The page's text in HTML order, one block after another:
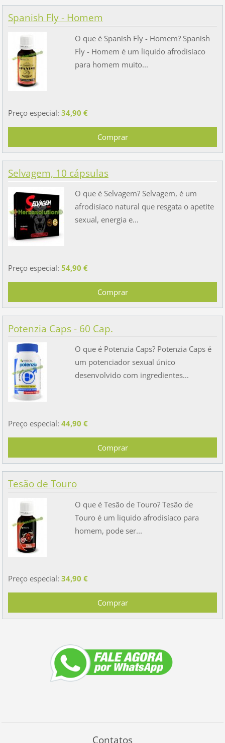
Spanish Fly - Homem
O que é Spanish Fly - Homem? Spanish
Fly - Homem é um liquido afrodisíaco
para homem muito...
Preço especial: 34,90 €
Selvagem, 10 cápsulas
O que é Selvagem? Selvagem, é um
afrodisíaco natural que resgata o apetite
sexual, energia e...
Preço especial: 54,90 €
Potenzia Caps - 60 Cap.
O que é Potenzia Caps? Potenzia Caps é
um potenciador sexual único
desenvolvido com ingredientes...
Preço especial: 44,90 €
Tesão de Touro
O que é Tesão de Touro? Tesão de
Touro é um liquido afrodisíaco para
homem, pode ser...
Preço especial: 34,90 €
Contatos